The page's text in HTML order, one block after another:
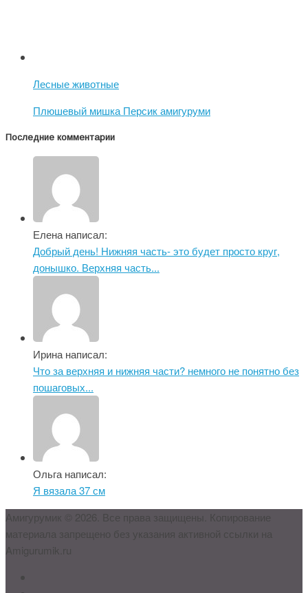
Лесные животные
Плюшевый мишка Персик амигуруми
Последние комментарии
Елена написал:
Добрый день! Нижняя часть- это будет просто круг,
донышко. Верхняя часть...
Ирина написал:
Что за верхняя и нижняя части? немного не понятно без
пошаговых...
Ольга написал:
Я вязала 37 см
Амигурумик © 2026. Все права защищены. Копирование
материала запрещено без указания активной ссылки на
Amigurumik.ru